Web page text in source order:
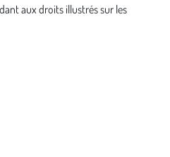
aux droits illustrés sur les